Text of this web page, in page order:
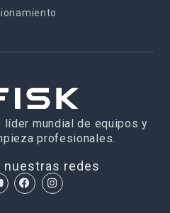
mundial de equipos y
profesionales.
nuestras redes